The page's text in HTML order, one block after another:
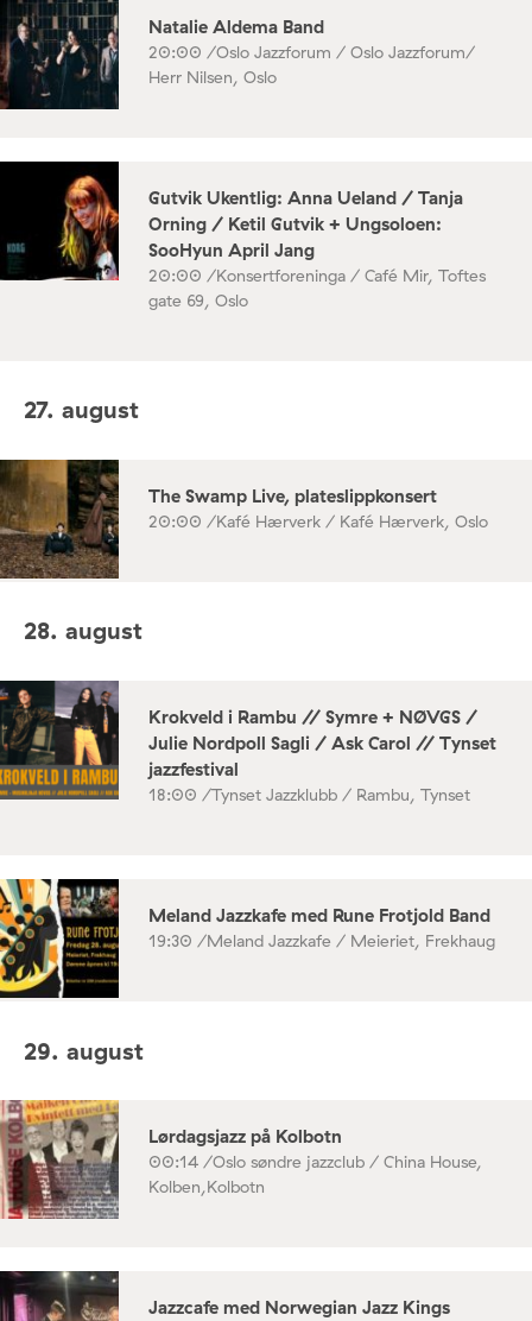
Natalie Aldema Band
20:00 /Oslo Jazzforum / Oslo Jazzforum/
Herr Nilsen, Oslo
Gutvik Ukentlig: Anna Ueland / Tanja
Orning / Ketil Gutvik + Ungsoloen:
SooHyun April Jang
20:00 /Konsertforeninga / Café Mir, Toftes
gate 69, Oslo
27. august
The Swamp Live, plateslippkonsert
20:00 /Kafé Hærverk / Kafé Hærverk, Oslo
28. august
Krokveld i Rambu // Symre + NØVGS /
Julie Nordpoll Sagli / Ask Carol // Tynset
jazzfestival
18:00 /Tynset Jazzklubb / Rambu, Tynset
Meland Jazzkafe med Rune Frotjold Band
19:30 /Meland Jazzkafe / Meieriet, Frekhaug
29. august
Lørdagsjazz på Kolbotn
00:14 /Oslo søndre jazzclub / China House,
Kolben,Kolbotn
Jazzcafe med Norwegian Jazz Kings